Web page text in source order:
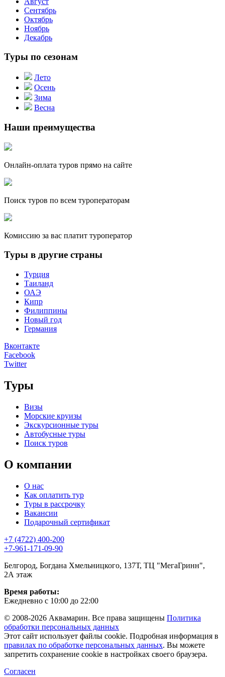
Сентябрь
Октябрь
Ноябрь
Декабрь
Туры по сезонам
Лето
Осень
Зима
Весна
Наши преимущества
Онлайн-оплата туров прямо на сайте
Поиск туров по всем туроператорам
Комиссию за вас платит туроператор
Туры в другие страны
Турция
Таиланд
ОАЭ
Кипр
Филиппины
Новый год
Германия
Вконтакте
Facebook
Twitter
Туры
Визы
Морские круизы
Экскурсионные туры
Автобусные туры
Поиск туров
О компании
О нас
Как оплатить тур
Туры в рассрочку
Вакансии
Подарочный сертификат
+7 (4722) 400-200
+7-961-171-09-90
Белгород, Богдана Хмельницкого, 137Т, ТЦ "МегаГринн",
2А этаж
Время работы:
Ежедневно с 10:00 до 22:00
© 2008-2026 Аквамарин. Все права защищены Политика
обработки персональных данных
Этот сайт использует файлы cookie. Подробная информация в
правилах по обработке персональных данных. Вы можете
запретить сохранение cookie в настройках своего браузера.
Согласен